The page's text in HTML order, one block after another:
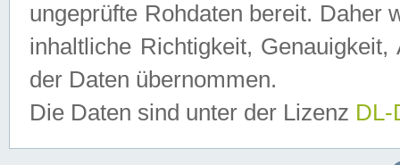
ungeprüfte Rohdaten bereit. Daher
inhaltliche Richtigkeit,
der Daten übernommen.
Die Daten sind unter der Lizenz